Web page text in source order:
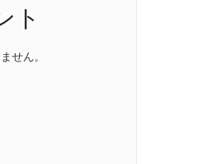
ト
せん。